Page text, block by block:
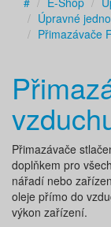
Úpravné
Přimazávače
Přimazávače
doplňkem pro
nářadí nebo
oleje přímo do
výkon zařízení.